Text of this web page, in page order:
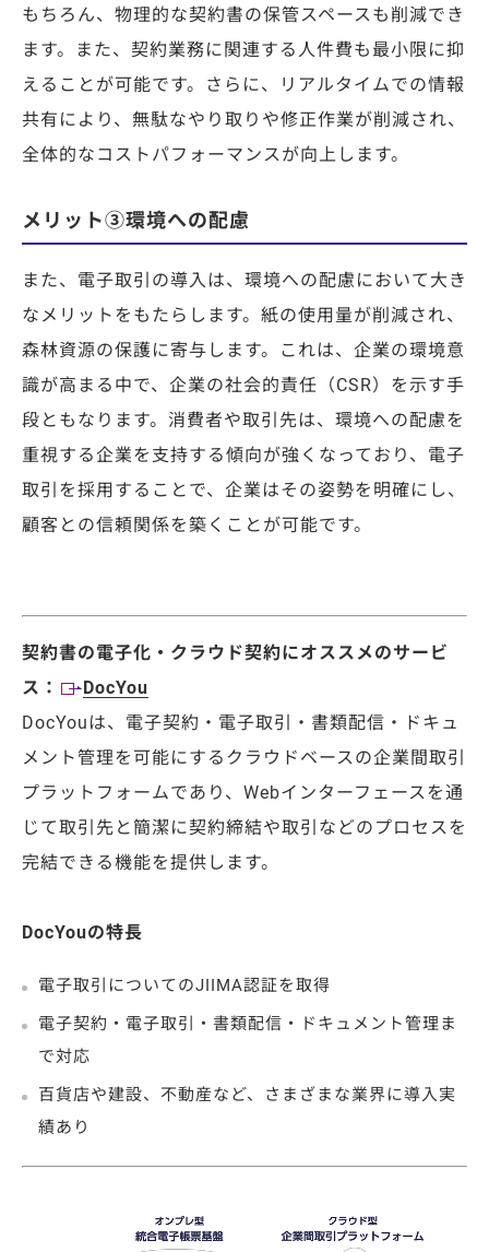
もちろん、物理的な契約書の保管スペースも削減でき
ます。また、契約業務に関連する人件費も最小限に抑
えることが可能です。さらに、リアルタイムでの情報
共有により、無駄なやり取りや修正作業が削減され、
全体的なコストパフォーマンスが向上します。
メリット③環境への配慮
また、電子取引の導入は、環境への配慮において大き
なメリットをもたらします。紙の使用量が削減され、
森林資源の保護に寄与します。これは、企業の環境意
識が高まる中で、企業の社会的責任（CSR）を示す手
段ともなります。消費者や取引先は、環境への配慮を
重視する企業を支持する傾向が強くなっており、電子
取引を採用することで、企業はその姿勢を明確にし、
顧客との信頼関係を築くことが可能です。
契約書の電子化・クラウド契約にオススメのサービ
ス：
DocYou
DocYouは、電子契約・電子取引・書類配信・ドキュ
メント管理を可能にするクラウドベースの企業間取引
プラットフォームであり、Webインターフェースを通
じて取引先と簡潔に契約締結や取引などのプロセスを
完結できる機能を提供します。
DocYouの特長
電子取引についてのJIIMA認証を取得
電子契約・電子取引・書類配信・ドキュメント管理ま
で対応
百貨店や建設、不動産など、さまざまな業界に導入実
績あり